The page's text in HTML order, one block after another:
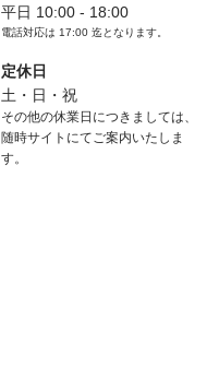
平日 10:00 - 18:00
電話対応は 17:00 迄となります。
定休日
土・日・祝
その他の休業日につきましては、
随時サイトにてご案内いたしま
す。